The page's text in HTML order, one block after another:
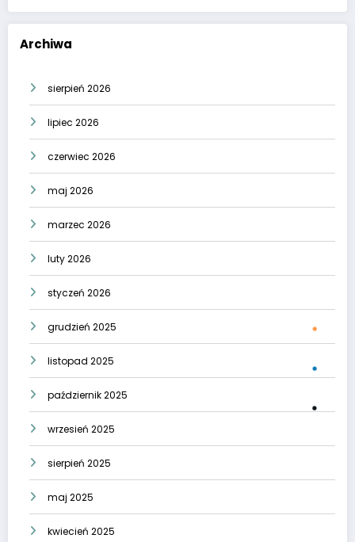
Archiwa
sierpień 2026
lipiec 2026
czerwiec 2026
maj 2026
marzec 2026
luty 2026
styczeń 2026
grudzień 2025
listopad 2025
październik 2025
wrzesień 2025
sierpień 2025
maj 2025
kwiecień 2025